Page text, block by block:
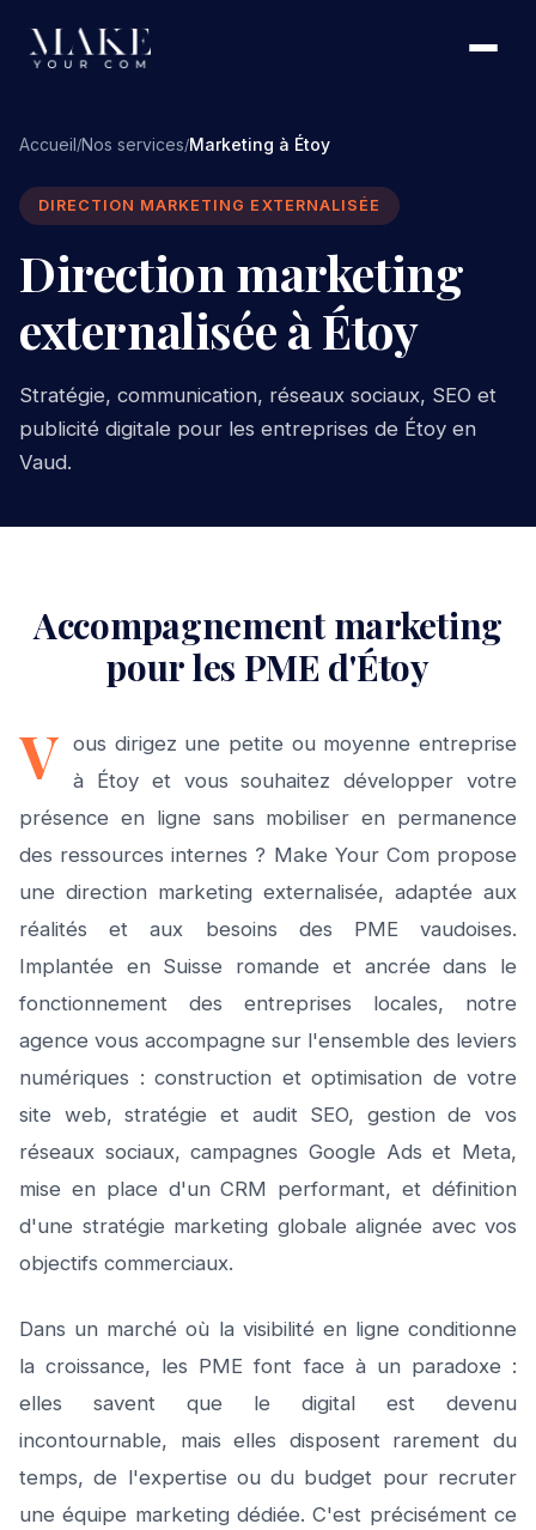
Accueil/Nos services/Marketing à Étoy
DIRECTION MARKETING EXTERNALISÉE
Direction marketing
externalisée à Étoy
Stratégie, communication, réseaux sociaux, SEO et
publicité digitale pour les entreprises de Étoy en
Vaud.
Accompagnement marketing
pour les PME d'Étoy
V ous dirigez une petite ou moyenne entreprise
à Étoy et vous souhaitez développer votre
présence en ligne sans mobiliser en permanence
des ressources internes ? Make Your Com propose
une direction marketing externalisée, adaptée aux
réalités et aux besoins des PME vaudoises.
Implantée en Suisse romande et ancrée dans le
fonctionnement des entreprises locales, notre
agence vous accompagne sur l'ensemble des leviers
numériques : construction et optimisation de votre
site web, stratégie et audit SEO, gestion de vos
réseaux sociaux, campagnes Google Ads et Meta,
mise en place d'un CRM performant, et définition
d'une stratégie marketing globale alignée avec vos
objectifs commerciaux.
Dans un marché où la visibilité en ligne conditionne
la croissance, les PME font face à un paradoxe :
elles savent que le digital est devenu
incontournable, mais elles disposent rarement du
temps, de l'expertise ou du budget pour recruter
une équipe marketing dédiée. C'est précisément ce